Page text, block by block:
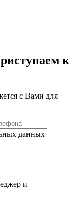
к
с Вами для
данных
и